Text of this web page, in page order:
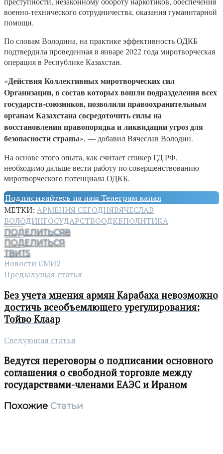
военно-технического сотрудничества, оказания гуманитарной
помощи.
По словам Володина, на практике эффективность ОДКБ
подтвердила проведенная в январе 2022 года миротворческая
операция в Республике Казахстан.
«Действия Коллективных миротворческих сил
Организации, в состав которых вошли подразделения всех
государств-союзников, позволили правоохранительным
органам Казахстана сосредоточить силы на
восстановлении правопорядка и ликвидации угроз для
безопасности страны», — добавил Вячеслав Володин.
На основе этого опыта, как считает спикер ГД РФ,
необходимо дальше вести работу по совершенствованию
миротворческого потенциала ОДКБ.
Подписывайтесь на наш Телеграм канал
МЕТКИ: АРМЕНИЯ СЕГОДНЯВЯЧЕСЛАВ
ВОЛОДИНГОСУДАРСТВООДКБПОЛИТИКА
ПОДЕЛИТЬСЯ8
ПОДЕЛИТЬСЯ
ТВИТ5
Новости СМИ2
Предыдущая статья
Без учета мнения армян Карабаха невозможно
достичь всеобъемлющего урегулирования:
Тойво Клаар
Следующая статья
Ведутся переговоры о подписании основного
соглашения о свободной торговле между
государствами-членами ЕАЭС и Ираном
Похожие Статьи